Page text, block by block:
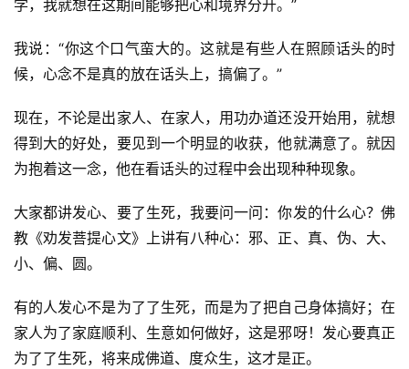
学，我就想在这期间能够把心和境界分开。”
我说：“你这个口气蛮大的。这就是有些人在照顾话头的时
候，心念不是真的放在话头上，搞偏了。”
现在，不论是出家人、在家人，用功办道还没开始用，就想
得到大的好处，要见到一个明显的收获，他就满意了。就因
为抱着这一念，他在看话头的过程中会出现种种现象。
大家都讲发心、要了生死，我要问一问：你发的什么心？佛
教《劝发菩提心文》上讲有八种心：邪、正、真、伪、大、
小、偏、圆。
有的人发心不是为了了生死，而是为了把自己身体搞好；在
家人为了家庭顺利、生意如何做好，这是邪呀！发心要真正
为了了生死，将来成佛道、度众生，这才是正。